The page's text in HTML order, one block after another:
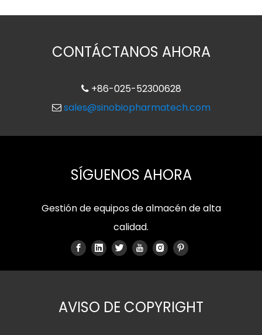
CONTÁCTANOS AHORA
+86-025-52300628
 sales@sinobiopharmatech.com
SÍGUENOS AHORA
Gestión de equipos de almacén de alta
calidad.
AVISO DE COPYRIGHT